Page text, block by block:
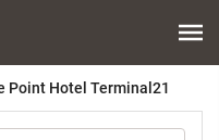
Point Hotel Terminal21